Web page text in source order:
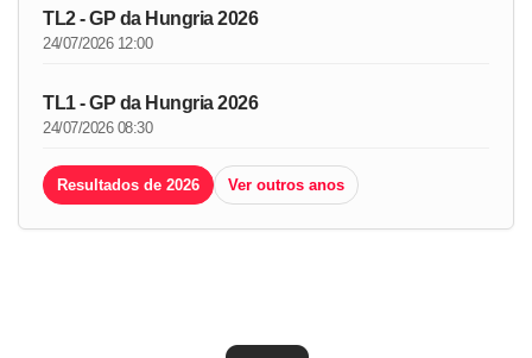
TL2 - GP da Hungria 2026
24/07/2026 12:00
TL1 - GP da Hungria 2026
24/07/2026 08:30
Resultados de 2026 Ver outros anos